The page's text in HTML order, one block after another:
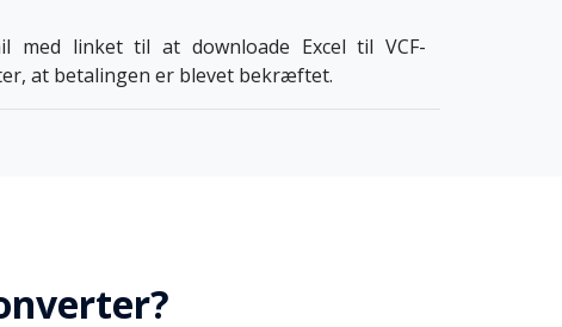
med linket til at downloade Excel til VCF-
at betalingen er blevet bekræftet.